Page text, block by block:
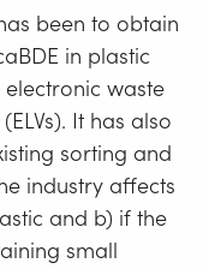
been to obtain
in plastic
waste
It has also
sorting and
industry affects
and b) if the
small